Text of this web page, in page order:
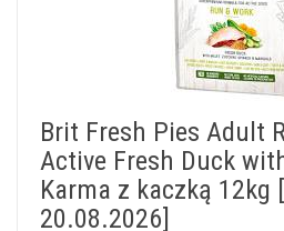
Brit Fresh Pies Adult
Active Fresh Duck
Karma z kaczką 12kg
20.08.2026]